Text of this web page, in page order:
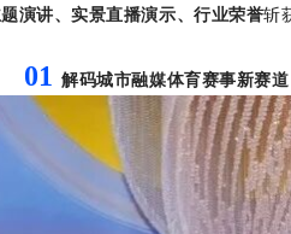
演讲、实景直播演示、行业荣誉斩
01解码城市融媒体育赛事新赛道